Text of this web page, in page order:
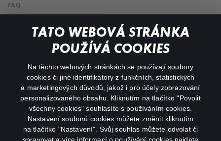
TATO WEBOVÁ STRÁNKA
POUŽÍVÁ COOKIES
Na těchto webových stránkách se používají soubory
cookies či jiné identifikátory z funkčních, statistických
a marketingových důvodů, jakož i pro účely zobrazování
personalizovaného obsahu. Kliknutím na tlačítko "Povolit
všechny cookies" souhlasíte s používáním cookies.
Nastavení souborů cookies můžete změnit kliknutím
na tlačítko "Nastavení". Svůj souhlas můžete odvolat či
FAQ
Můj účet
Důležité odkazy
facebookinstagram
youtube